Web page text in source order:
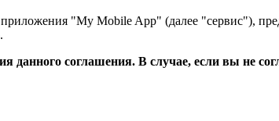
"My Mobile App" (далее "сервис"),
данного соглашения. В случае, если вы не